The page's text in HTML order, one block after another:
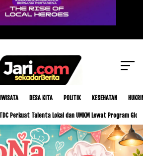
DESA KITA POLITIK KESEHATAN
Talenta Lokal dan UMKM Lewat Program Glorious